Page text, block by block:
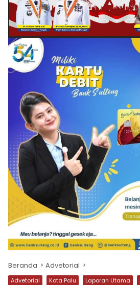
Beranda Advetorial
Advetorial Kota Palu Laporan Utama